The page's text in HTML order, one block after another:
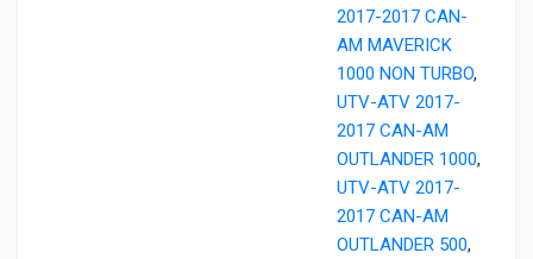
2017-2017 CAN-
AM MAVERICK
1000 NON TURBO,
UTV-ATV 2017-
2017 CAN-AM
OUTLANDER 1000,
UTV-ATV 2017-
2017 CAN-AM
OUTLANDER 500,